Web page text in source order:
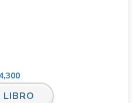
LIBRO